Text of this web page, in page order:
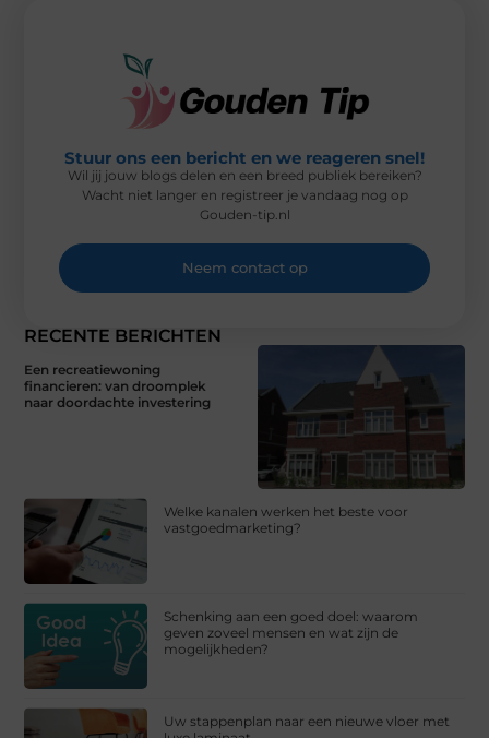
RECENTE BERICHTEN
Een recreatiewoning
financieren: van droomplek
naar doordachte investering
Welke kanalen werken het beste voor
vastgoedmarketing?
Schenking aan een goed doel: waarom
geven zoveel mensen en wat zijn de
mogelijkheden?
Uw stappenplan naar een nieuwe vloer met
Stuur ons een bericht en we reageren snel!
Wil jij jouw blogs delen en een breed publiek bereiken?
Wacht niet langer en registreer je vandaag nog op
Gouden-tip.nl
Neem contact op